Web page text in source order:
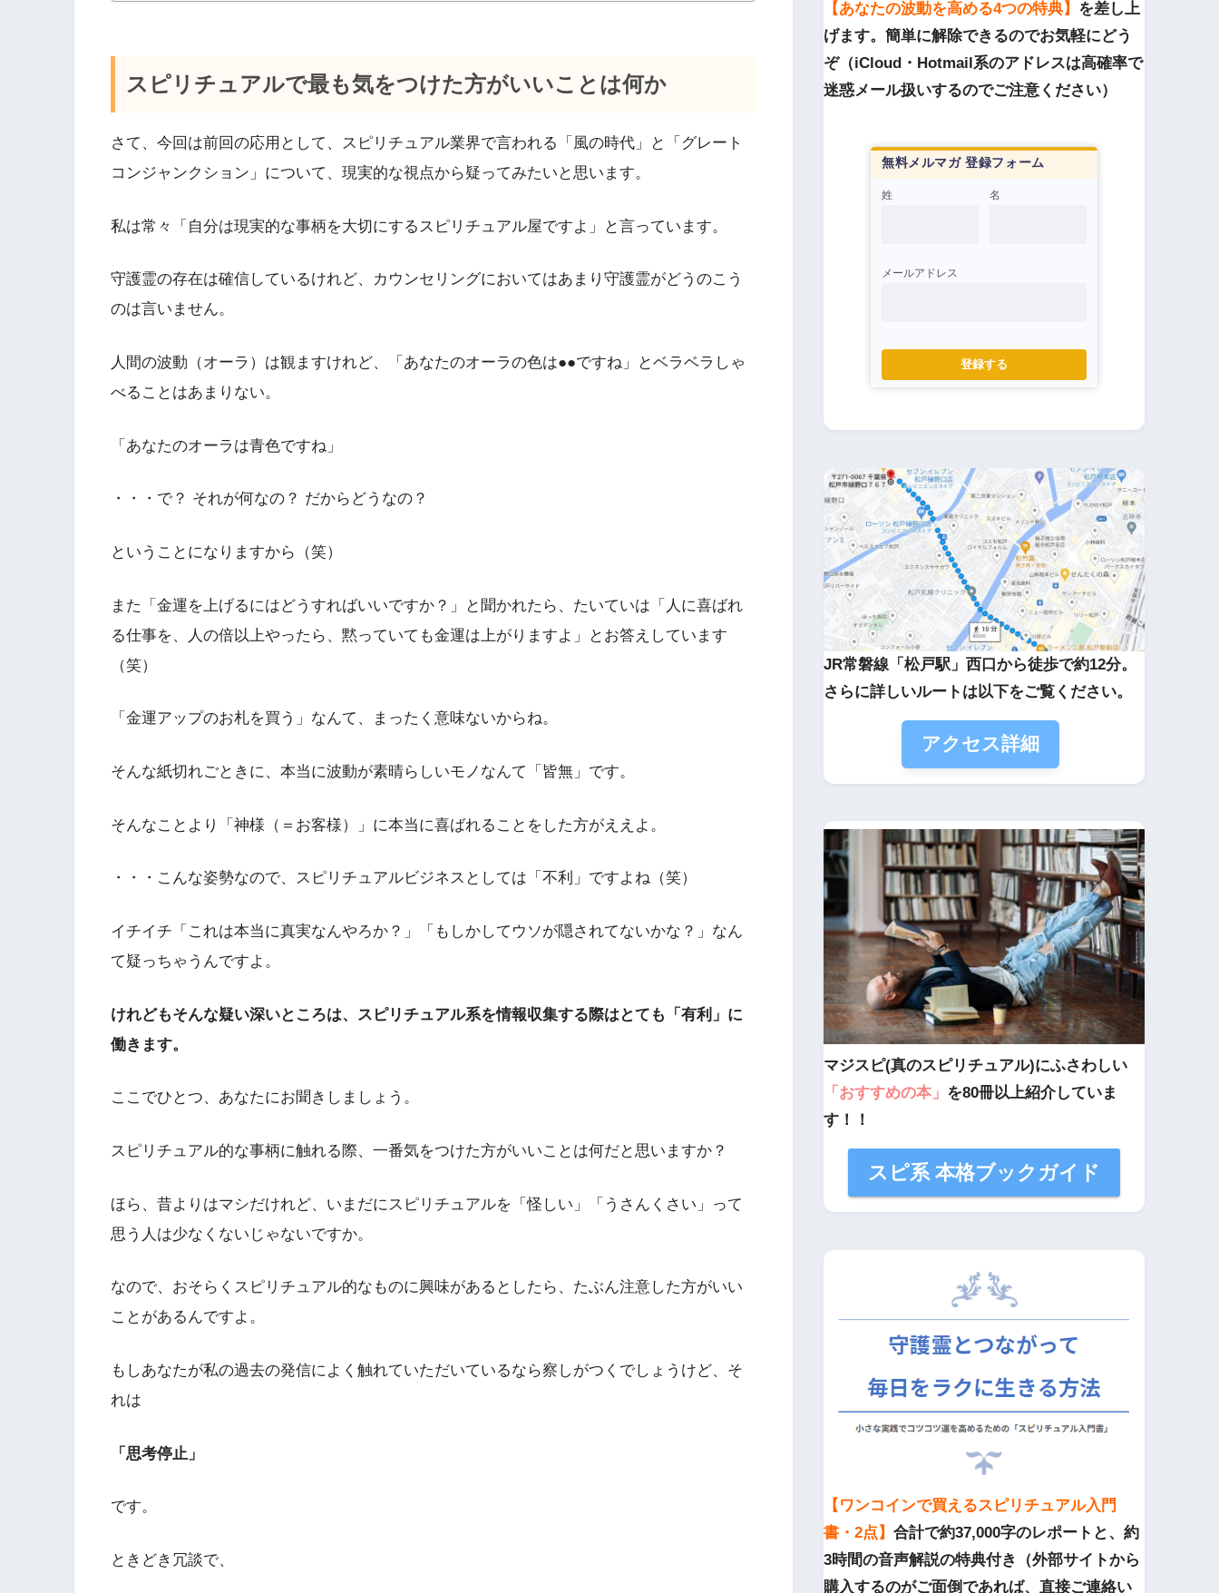
スピリチュアルで最も気をつけた方がいいことは何か
さて、今回は前回の応用として、スピリチュアル業界で言われる「風の時代」と「グレート
コンジャンクション」について、現実的な視点から疑ってみたいと思います。
私は常々「自分は現実的な事柄を大切にするスピリチュアル屋ですよ」と言っています。
守護霊の存在は確信しているけれど、カウンセリングにおいてはあまり守護霊がどうのこう
のは言いません。
人間の波動（オーラ）は観ますけれど、「あなたのオーラの色は●●ですね」とベラベラしゃ
べることはあまりない。
「あなたのオーラは青色ですね」
・・・で？ それが何なの？ だからどうなの？
ということになりますから（笑）
また「金運を上げるにはどうすればいいですか？」と聞かれたら、たいていは「人に喜ばれ
る仕事を、人の倍以上やったら、黙っていても金運は上がりますよ」とお答えしています
（笑）
「金運アップのお札を買う」なんて、まったく意味ないからね。
そんな紙切れごときに、本当に波動が素晴らしいモノなんて「皆無」です。
そんなことより「神様（＝お客様）」に本当に喜ばれることをした方がええよ。
・・・こんな姿勢なので、スピリチュアルビジネスとしては「不利」ですよね（笑）
イチイチ「これは本当に真実なんやろか？」「もしかしてウソが隠されてないかな？」なん
て疑っちゃうんですよ。
けれどもそんな疑い深いところは、スピリチュアル系を情報収集する際はとても「有利」に
働きます。
ここでひとつ、あなたにお聞きしましょう。
スピリチュアル的な事柄に触れる際、一番気をつけた方がいいことは何だと思いますか？
ほら、昔よりはマシだけれど、いまだにスピリチュアルを「怪しい」「うさんくさい」って
思う人は少なくないじゃないですか。
なので、おそらくスピリチュアル的なものに興味があるとしたら、たぶん注意した方がいい
ことがあるんですよ。
もしあなたが私の過去の発信によく触れていただいているなら察しがつくでしょうけど、そ
れは
「思考停止」
です。
ときどき冗談で、
【あなたの波動を高める4つの特典】 を差し上
げます。簡単に解除できるのでお気軽にどう
ぞ（iCloud・Hotmail系のアドレスは高確率で
迷惑メール扱いするのでご注意ください）
無料メルマガ 登録フォーム
姓 名
メールアドレス
登録する
JR常磐線「松戸駅」西口から徒歩で約12分。
さらに詳しいルートは以下をご覧ください。
アクセス詳細
マジスピ(真のスピリチュアル)にふさわしい
「おすすめの本」 を80冊以上紹介していま
す！！
スピ系 本格ブックガイド
【ワンコインで買えるスピリチュアル入門
書・2点】 合計で約37,000字のレポートと、約
3時間の音声解説の特典付き（外部サイトから
購入するのがご面倒であれば、直接ご連絡い